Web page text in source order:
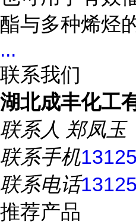
酯与多种烯烃
...
联系我们
湖北成丰化工
联系人 郑凤玉
联系手机
联系电话
推荐产品